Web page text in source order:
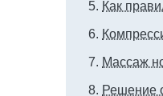
Как
Массаж
Решение